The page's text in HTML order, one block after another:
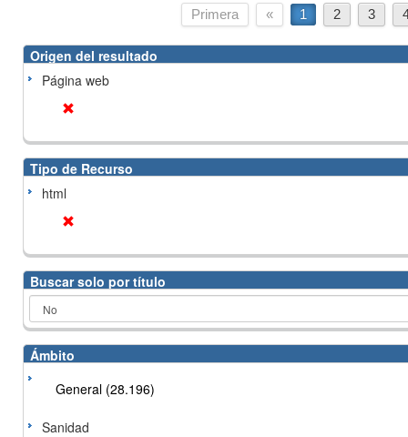
Primera « 1 2 3
Origen del resultado
Página web
Tipo de Recurso
html
Buscar solo por título
Ámbito
General (28.196)
Sanidad